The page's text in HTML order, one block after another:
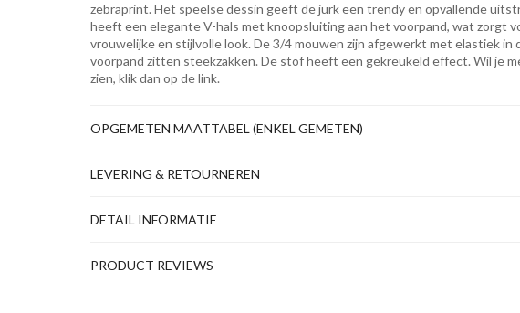
zebraprint. Het speelse dessin geeft de jurk een trendy en opvallende
heeft een elegante V-hals met knoopsluiting aan het voorpand, wat zorgt
vrouwelijke en stijlvolle look. De 3/4 mouwen zijn afgewerkt met elastiek in
voorpand zitten steekzakken. De stof heeft een gekreukeld effect. Wil je
zien, klik dan op de link.
OPGEMETEN MAATTABEL (ENKEL GEMETEN)
LEVERING & RETOURNEREN
DETAIL INFORMATIE
PRODUCT REVIEWS